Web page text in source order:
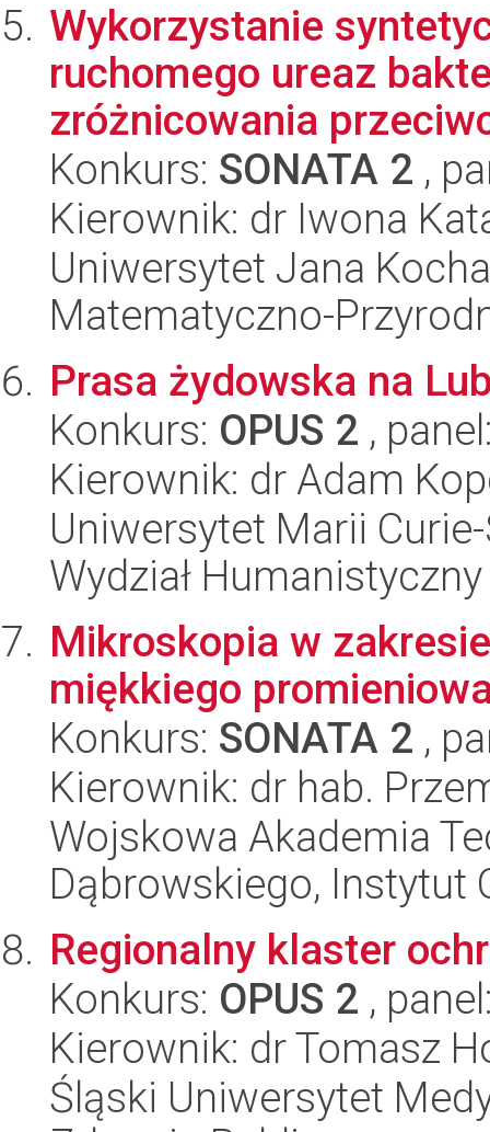
Wykorzystanie
ruchomego ureaz
zróżnicowania
Konkurs: SONATA 2 ,
Kierownik: dr Iwona
Uniwersytet Jana
Matematyczno-
Prasa żydowska na
Konkurs: OPUS 2 ,
Kierownik: dr Adam
Uniwersytet Marii
Wydział Humanistyczny
Mikroskopia w
miękkiego
Konkurs: SONATA 2 ,
Kierownik: dr hab.
Wojskowa Akademia
Dąbrowskiego, Instytut
Regionalny klaster
Konkurs: OPUS 2 ,
Kierownik: dr Tomasz
Śląski Uniwersytet